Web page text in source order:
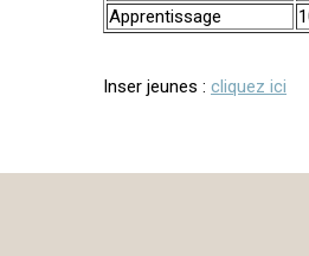
Apprentissage
Inser jeunes : cliquez ici